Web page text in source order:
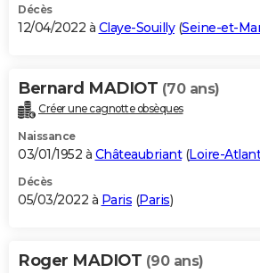
Décès
12/04/2022 à Claye-Souilly(Seine-et-
Bernard MADIOT (70 ans)
Créer une cagnotte obsèques
Naissance
03/01/1952 à Châteaubriant(Loire-
Décès
05/03/2022 à Paris (Paris)
Roger MADIOT (90 ans)